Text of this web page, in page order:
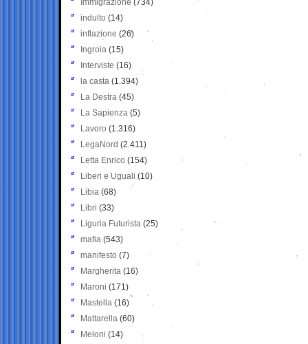
Immigrazione (734)
indulto (14)
inflazione (26)
Ingroia (15)
Interviste (16)
la casta (1.394)
La Destra (45)
La Sapienza (5)
Lavoro (1.316)
LegaNord (2.411)
Letta Enrico (154)
Liberi e Uguali (10)
Libia (68)
Libri (33)
Liguria Futurista (25)
mafia (543)
manifesto (7)
Margherita (16)
Maroni (171)
Mastella (16)
Mattarella (60)
Meloni (14)